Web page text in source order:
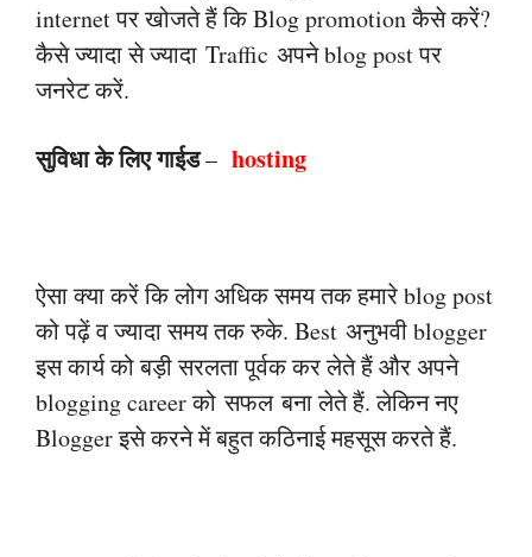
internet पर खोजते हैं कि Blog promotion कैसे करें?
कैसे ज्यादा से ज्यादा Traffic अपने blog post पर
जनरेट करें.
सुविधा के लिए गाईड– hosting
ऐसा क्या करें कि लोग अधिक समय तक हमारे blog post
को पढ़ें व ज्यादा समय तक रुके. Best अनुभवी blogger
इस कार्य को बड़ी सरलता पूर्वक कर लेते हैं और अपने
blogging career कोसफलबना लेते हैं. लेकिन नए
Blogger इसे करने में बहुत कठिनाई महसूस करते हैं.